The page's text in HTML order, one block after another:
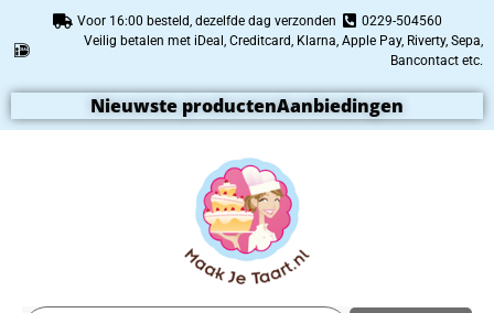
Voor 16:00 besteld, dezelfde dag verzonden
0229-504560
Veilig betalen met iDeal, Creditcard, Klarna, Apple Pay, Riverty, Sepa,
Bancontact etc.
Nieuwste productenAanbiedingen